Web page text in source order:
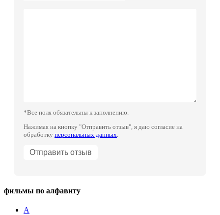
*Все поля обязательны к заполнению.
Нажимая на кнопку "Отправить отзыв", я даю согласие на
обработку персональных данных
фильмы по алфавиту
А